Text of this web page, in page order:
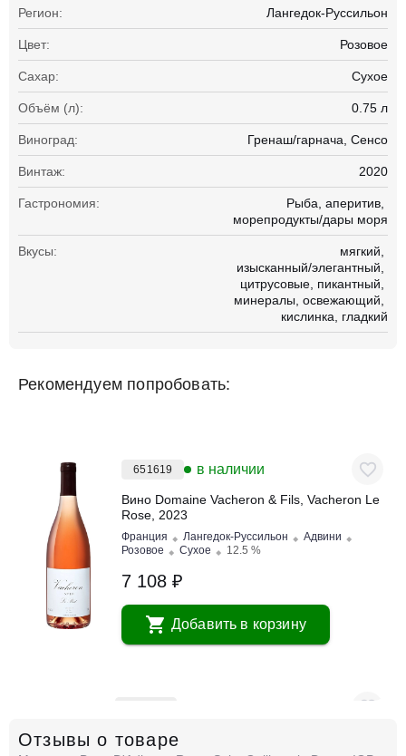
Регион: Лангедок-Руссильон
Цвет: Розовое
Сахар: Сухое
Объём (л): 0.75 л
Виноград: Гренаш/гарнача Сенсо
Винтаж: 2020
Гастрономия: Рыба аперитив
морепродукты/дары моря
Вкусы:
мягкий
изысканный/элегантный
цитрусовые пикантный
минералы освежающий
кислинка
гладкий
Рекомендуем попробовать:
651619 в наличии
Вино Domaine Vacheron & Fils, Vacheron Le
Rose, 2023
Франция Лангедок-Руссильон
Адвини
Розовое
Сухое 12.5 %
7 108 ₽
Добавить в корзину
Вино Marcel Martin, S de la Sablette, Coteaux
Varois en Provence AOP, 2023
Отзывы о товаре